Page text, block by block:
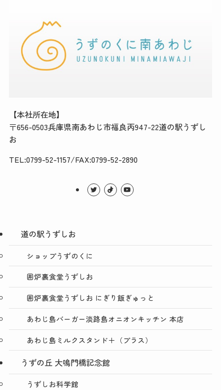
【本社所在地】
〒656-0503兵庫県南あわじ市福良丙947-22道の駅うずし
お
TEL:0799-52-1157/FAX:0799-52-2890
道の駅うずしお
ショップうずのくに
囲炉裏食堂うずしお
囲炉裏食堂うずしお にぎり飯ぎゅっと
あわじ島バーガー淡路島オニオンキッチン 本店
あわじ島ミルクスタンド＋（プラス）
うずの丘 大鳴門橋記念館
うずしお科学館